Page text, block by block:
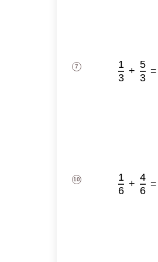
7
1
3
+
5
3
=
10
1
6
+
4
6
=